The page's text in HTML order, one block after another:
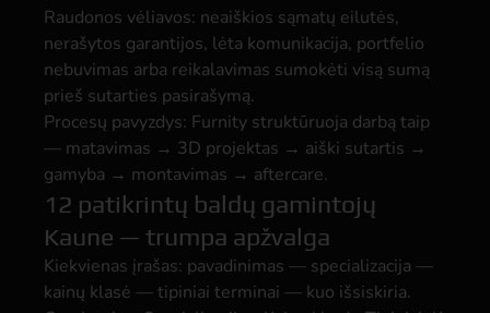
Raudonos vėliavos: neaiškios sąmatų eilutės,
nerašytos garantijos, lėta komunikacija, portfelio
nebuvimas arba reikalavimas sumokėti visą sumą
prieš sutarties pasirašymą.
Procesų pavyzdys: Furnity struktūruoja darbą taip
— matavimas → 3D projektas → aiški sutartis →
gamyba → montavimas → aftercare.
12 patikrintų baldų gamintojų
Kaune — trumpa apžvalga
Kiekvienas įrašas: pavadinimas — specializacija —
kainų klasė — tipiniai terminai — kuo išsiskiria.